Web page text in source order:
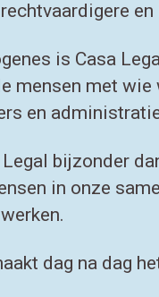
is Casa
mensen met
en
bijzonder
in onze
dag na dag